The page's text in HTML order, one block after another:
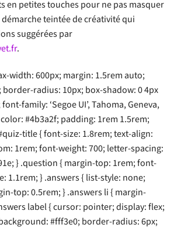
en petites touches pour ne pas masquer
teintée de créativité qui
suggérées par
.
width: 600px; margin: 1.5rem auto;
radius: 10px; box-shadow: 0 4px
family: ‘Segoe UI’, Tahoma, Geneva,
#4b3a2f; padding: 1rem 1.5rem;
title { font-size: 1.8rem; text-align:
1rem; font-weight: 700; letter-spacing:
} .question { margin-top: 1rem; font-
1.1rem; } .answers { list-style: none;
top: 0.5rem; } .answers li { margin-
label { cursor: pointer; display: flex;
#fff3e0; border-radius: 6px;